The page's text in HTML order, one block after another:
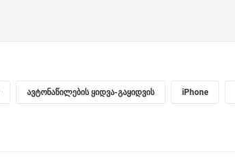
ავტონაწილების ყიდვა-გაყიდვის iPhone